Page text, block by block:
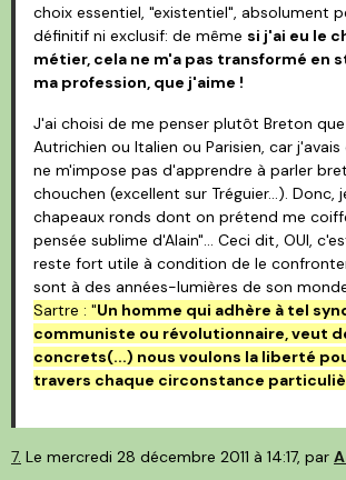
choix essentiel, "existentiel", absolument
définitif ni exclusif: de même si j'ai eu le
métier, cela ne m'a pas transformé en
ma profession, que j'aime !
J'ai choisi de me penser plutôt Breton
Autrichien ou Italien ou Parisien, car
ne m'impose pas d'apprendre à parler
chouchen (excellent sur Tréguier...). Donc,
chapeaux ronds dont on prétend me
pensée sublime d'Alain"... Ceci dit, OUI,
reste fort utile à condition de le
sont à des années-lumières de son
Sartre : "Un homme qui adhère à tel
communiste ou révolutionnaire, veut
concrets(...) nous voulons la liberté
travers chaque circonstance
7. Le mercredi 28 décembre 2011 à 14:17, par